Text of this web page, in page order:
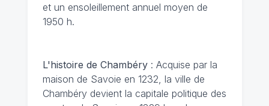
et un ensoleillement annuel moyen de
1950 h.
L'histoire de Chambéry: Acquise par la
maison de Savoie en 1232, la ville de
Chambéry devient la capitale politique des